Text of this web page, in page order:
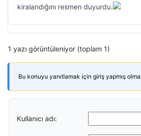
kiralandığını resmen duyurdu.
1 yazı görüntüleniyor (toplam 1)
Bu konuyu yanıtlamak için giriş yapmış
Kullanıcı adı: